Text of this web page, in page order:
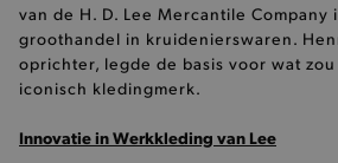
van de H. D. Lee Mercantile Company
groothandel in kruidenierswaren.
oprichter, legde de basis voor wat
iconisch kledingmerk.
Innovatie in Werkkleding van Lee